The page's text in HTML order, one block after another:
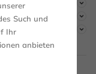
Such und
Ihr
anbieten